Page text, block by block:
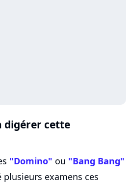
digérer cette
"Domino" ou "Bang Bang"
examens ces